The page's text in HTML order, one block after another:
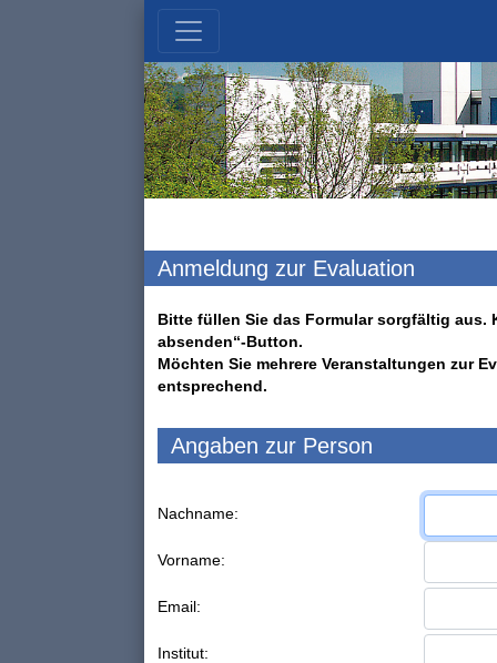
Anmeldung zur Evaluation
Bitte füllen Sie das Formular sorgfältig aus.
absenden“-Button.
Möchten Sie mehrere Veranstaltungen zur
entsprechend.
Angaben zur Person
Nachname:
Vorname:
Email:
Institut: